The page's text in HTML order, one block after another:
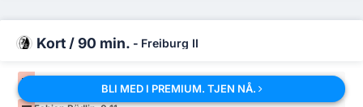
Kort / 90 min. - Freiburg II
BLI MED I PREMIUM. TJEN NÅ.